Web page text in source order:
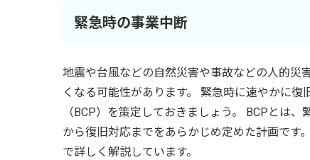
緊急時の事業中断
地震や台風などの自然災害や事故などの人的災
くなる可能性があります。 緊急時に速やかに
（BCP）を策定しておきましょう。 BCPとは
から復旧対応までをあらかじめ定めた計画です
で詳しく解説しています。